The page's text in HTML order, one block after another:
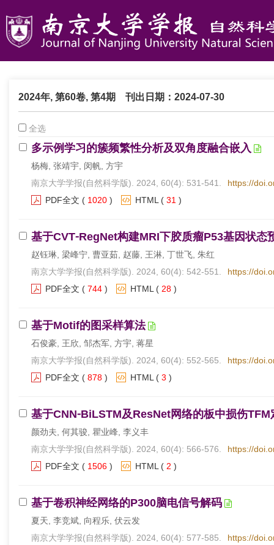
2024年, 第60卷, 第4期 刊出日期：2024-07-30
全选
多示例学习的簇频繁性分析及双角度融合嵌入
杨梅, 张靖宇, 闵帆, 方宇
南京大学学报(自然科学版). 2024, 60(4): 531-541.
https://
PDF全文 ( 1020 ) HTML ( 31 )
基于CVT⁃RegNet构建MRI下胶质瘤P53基因状态
赵钰琳, 梁峰宁, 曹亚茹, 赵藤, 王淋, 丁世飞, 朱红
南京大学学报(自然科学版). 2024, 60(4): 542-551.
https://
PDF全文 ( 744 ) HTML ( 28 )
基于Motif的图采样算法
石俊豪, 王欣, 邹杰军, 方宇, 蒋星
南京大学学报(自然科学版). 2024, 60(4): 552-565.
https://
PDF全文 ( 878 ) HTML ( 3 )
基于CNN⁃BiLSTM及ResNet网络的板中损伤TFM
颜劲夫, 何其骏, 瞿业峰, 李义丰
南京大学学报(自然科学版). 2024, 60(4): 566-576.
https://
PDF全文 ( 1506 ) HTML ( 2 )
基于卷积神经网络的P300脑电信号解码
夏天, 李竞斌, 向程乐, 伏云发
南京大学学报(自然科学版). 2024, 60(4): 577-585.
https://